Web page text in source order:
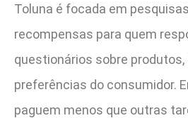
Toluna é focada em
recompensas para quem
questionários sobre produtos,
preferências do consumidor.
paguem menos que outras